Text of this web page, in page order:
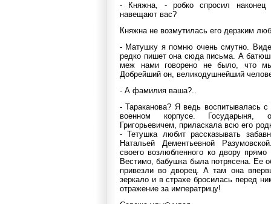
- Княжна, - робко спросил
навещают вас?
Княжна не возмутилась его дерзким
- Матушку я помню очень смутно.
редко пишет она сюда письма. А
меж нами говорено не было, что
Добрейший он, великодушнейший
- А фамилия ваша?..
- Тараканова? Я ведь воспитывалась
военном корпусе. Государыня,
Григорьевичем, приласкала всю его
- Тетушка любит рассказывать
Натальей Дементьевной
своего возлюбленного ко двору
Вестимо, бабушка была потрясена. Ее
привезли во дворец. А там она
зеркало и в страхе бросилась перед
отражение за императрицу!